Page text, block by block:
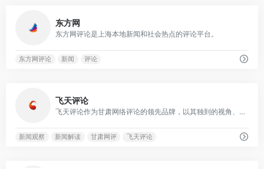
东方网
东方网评论是上海本地新闻和社会热点的评论平台。
东方网评论 新闻 评论
飞天评论
飞天评论作为甘肃网络评论的领先品牌，以其独到的视角、深刻的分析和高质量的内容在区域内树立了良好的声誉。
新闻观察 新闻解读 甘肃网评 飞天评论